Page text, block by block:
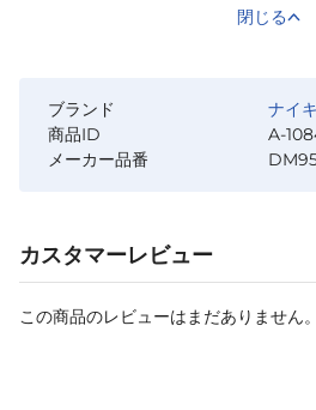
閉じる
ブランド
ナイキ
商品ID
A-
メーカー品番
カスタマーレビュー
この商品のレビューはまだありません。